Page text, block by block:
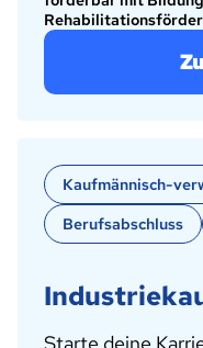
Kaufmännisch-
Berufsabschluss